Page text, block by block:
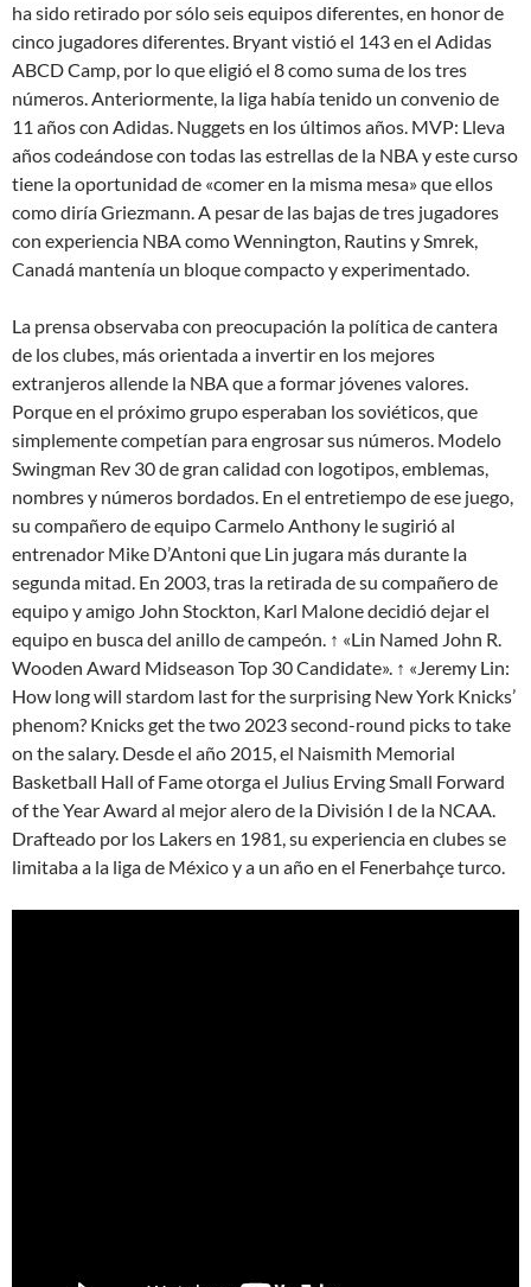
ha sido retirado por sólo seis equipos diferentes, en honor de
cinco jugadores diferentes. Bryant vistió el 143 en el Adidas
ABCD Camp, por lo que eligió el 8 como suma de los tres
números. Anteriormente, la liga había tenido un convenio de
11 años con Adidas. Nuggets en los últimos años. MVP: Lleva
años codeándose con todas las estrellas de la NBA y este curso
tiene la oportunidad de «comer en la misma mesa» que ellos
como diría Griezmann. A pesar de las bajas de tres jugadores
con experiencia NBA como Wennington, Rautins y Smrek,
Canadá mantenía un bloque compacto y experimentado.
La prensa observaba con preocupación la política de cantera
de los clubes, más orientada a invertir en los mejores
extranjeros allende la NBA que a formar jóvenes valores.
Porque en el próximo grupo esperaban los soviéticos, que
simplemente competían para engrosar sus números. Modelo
Swingman Rev 30 de gran calidad con logotipos, emblemas,
nombres y números bordados. En el entretiempo de ese juego,
su compañero de equipo Carmelo Anthony le sugirió al
entrenador Mike D’Antoni que Lin jugara más durante la
segunda mitad. En 2003, tras la retirada de su compañero de
equipo y amigo John Stockton, Karl Malone decidió dejar el
equipo en busca del anillo de campeón. ↑ «Lin Named John R.
Wooden Award Midseason Top 30 Candidate». ↑ «Jeremy Lin:
How long will stardom last for the surprising New York Knicks’
phenom? Knicks get the two 2023 second-round picks to take
on the salary. Desde el año 2015, el Naismith Memorial
Basketball Hall of Fame otorga el Julius Erving Small Forward
of the Year Award al mejor alero de la División I de la NCAA.
Drafteado por los Lakers en 1981, su experiencia en clubes se
limitaba a la liga de México y a un año en el Fenerbahçe turco.